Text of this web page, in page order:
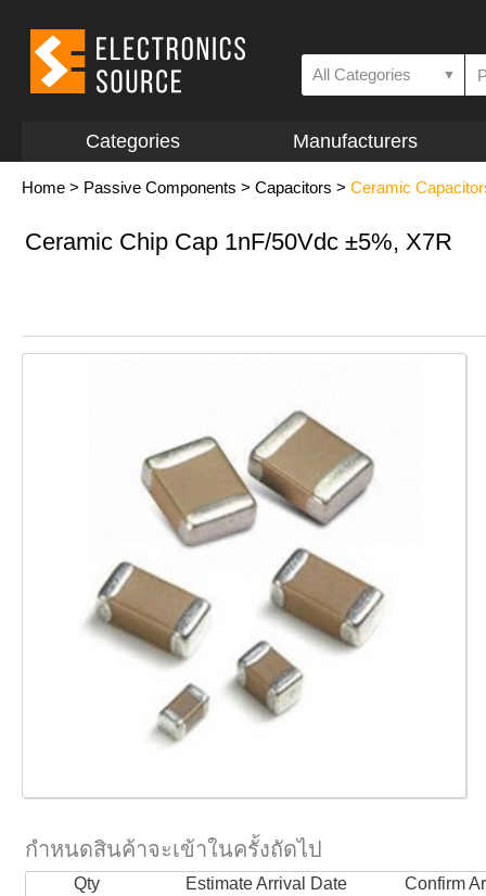
All Categories ▼
Categories Manufacturers
Home > Passive Components > Capacitors > Ceramic
Ceramic Chip Cap 1nF/50Vdc ±5%, X7R
กำหนดสินค้าจะเข้าในครั้งถัดไป
Qty Estimate Arrival Date
Confirm